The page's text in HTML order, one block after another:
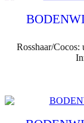
Rosshaar/